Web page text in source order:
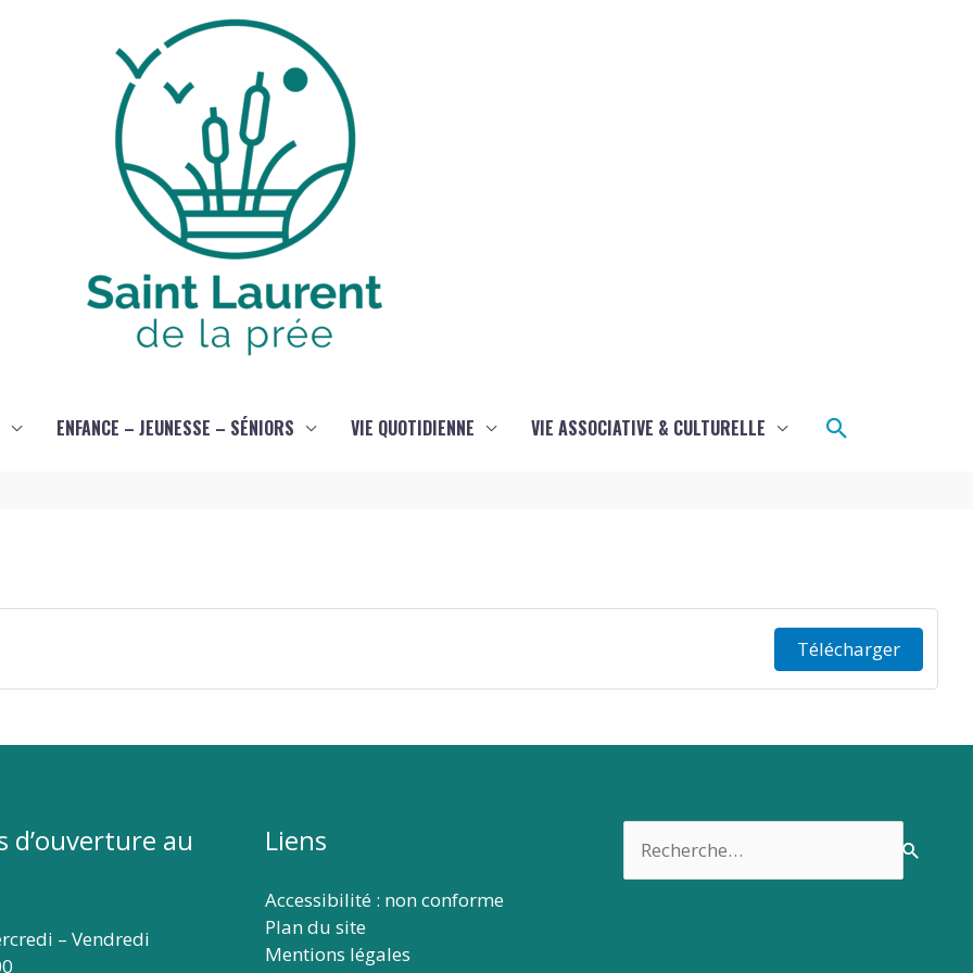
ENFANCE – JEUNESSE – SÉNIORS VIE QUOTIDIENNE VIE ASSOCIATIVE & CULTURELLE Rechercher
Télécharger
d’ouverture au
– Vendredi
Liens
Accessibilité : non conforme
Plan du site
Mentions légales